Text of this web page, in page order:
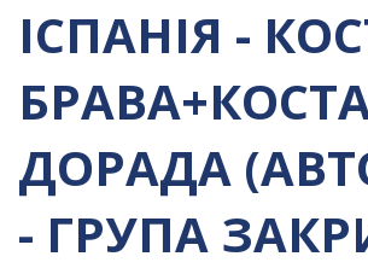
ІСПАНІЯ -
ДОРАДА
- ГРУПА